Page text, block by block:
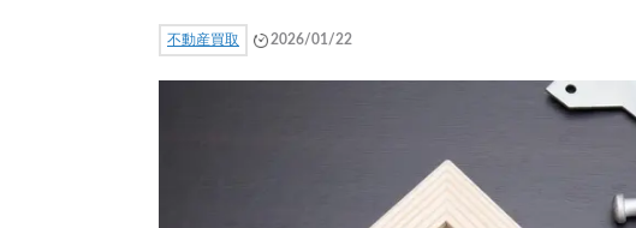
不動産買取 2026/01/22